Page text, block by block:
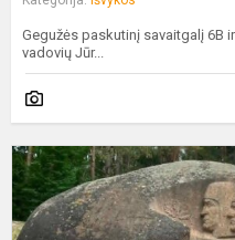
Gegužės paskutinį savaitgalį 6B
vadovių Jūr...